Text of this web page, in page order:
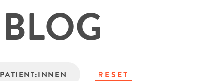
BLOG
PATIENT:INNEN RESET